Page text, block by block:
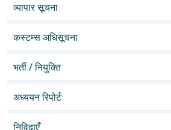
व्यापार सूचना
कस्टम्स अधिसूचना
भर्ती / नियुक्ति
अध्ययन रिपोर्ट
निविदाएँ